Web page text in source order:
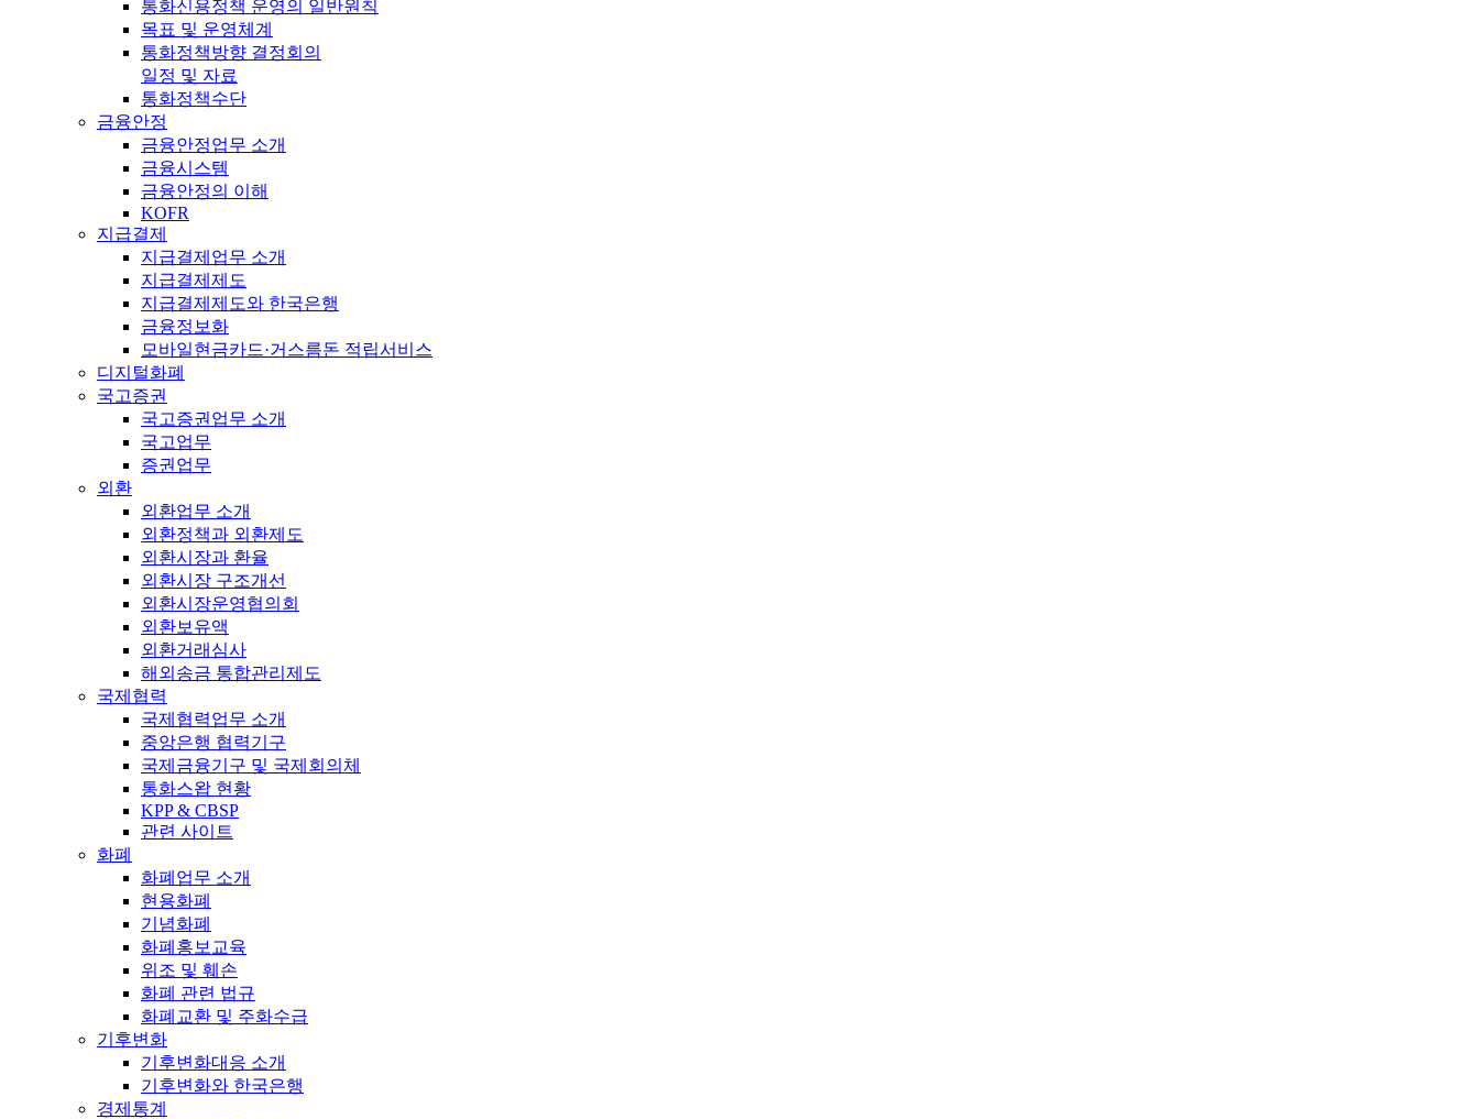
통화신용정책 운영의 일반원칙
목표 및 운영체계
통화정책방향 결정회의
일정 및 자료
통화정책수단
금융안정
금융안정업무 소개
금융시스템
금융안정의 이해
KOFR
지급결제
지급결제업무 소개
지급결제제도
지급결제제도와 한국은행
금융정보화
모바일현금카드·거스름돈 적립서비스
디지털화폐
국고증권
국고증권업무 소개
국고업무
증권업무
외환
외환업무 소개
외환정책과 외환제도
외환시장과 환율
외환시장 구조개선
외환시장운영협의회
외환보유액
외환거래심사
해외송금 통합관리제도
국제협력
국제협력업무 소개
중앙은행 협력기구
국제금융기구 및 국제회의체
통화스왑 현황
KPP & CBSP
관련 사이트
화폐
화폐업무 소개
현용화폐
기념화폐
화폐홍보교육
위조 및 훼손
화폐 관련 법규
화폐교환 및 주화수급
기후변화
기후변화대응 소개
기후변화와 한국은행
경제통계